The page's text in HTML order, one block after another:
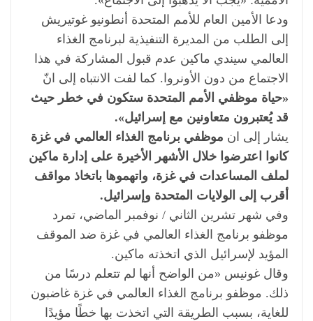
ودعا الأمين العام للأمم المتحدة أنطونيو غوتيريش
إلى الطلب من المديرة التنفيذية لبرنامج الغذاء
العالمي سيندي ماكين عدم قبول المشاركة في هذا
الاجتماع من دون الأونروا. كما لفت الانتباه إلى انّ
«حياة موظفي الأمم المتحدة ستكون في خطر حيث
قد يُعتبرون متعاونين مع إسرائيل».
يشار إلى ان موظفي برنامج الغذاء العالمي في غزة
كانوا اعترضوا خلال الأشهر الأخيرة على إدارة ماكين
لملف المساعدات في غزة، واتهموها باتخاذ مواقف
أقرب إلى الولايات المتحدة وإسرائيل.
وفي شهر تشرين الثاني / نوفمبر الماضي، تمرد
موظفو برنامج الغذاء العالمي في غزة ضد الموقف
المؤيد لإسرائيل الذي اتخذته ماكين.
وقال غونيس «من الواضح أنها لم تتعلم درسًا من
ذلك. موظفو برنامج الغذاء العالمي في غزة غاضبون
للغاية، بسبب الطريقة التي اتخذت بها خطًا مؤيدًا